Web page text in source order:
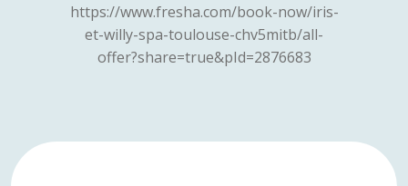
https://www.fresha.com/book-now/iris-
et-willy-spa-toulouse-chv5mitb/all-
offer?share=true&pId=2876683